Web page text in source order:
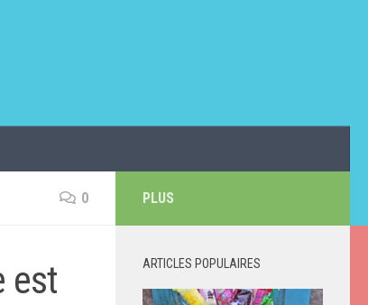
0
est
PLUS
ARTICLES POPULAIRES